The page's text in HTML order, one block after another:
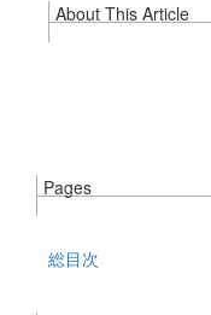
About This Article
Pages
総目次